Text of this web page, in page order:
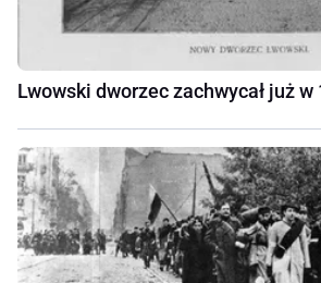
Lwowski dworzec zachwycał już w